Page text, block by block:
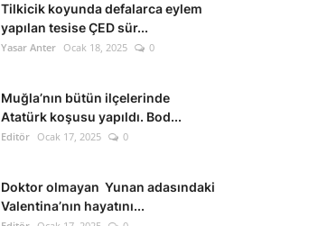
Tilkicik koyunda defalarca eylem
yapılan tesise ÇED sür...
Yasar Anter Ocak 18, 2025 0
Muğla’nın bütün ilçelerinde
Atatürk koşusu yapıldı. Bod...
Editör Ocak 17, 2025 0
Doktor olmayan Yunan adasındaki
Valentina’nın hayatını...